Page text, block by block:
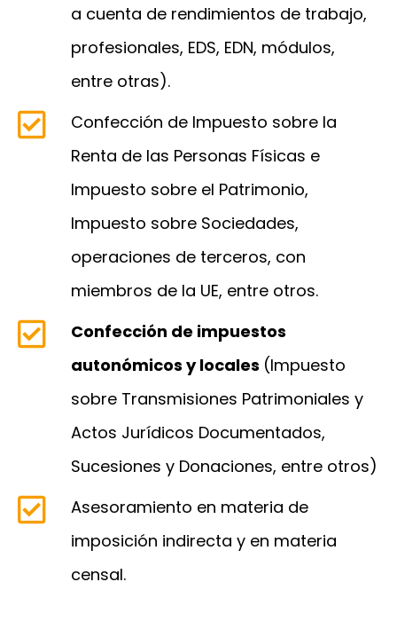
a cuenta de rendimientos de trabajo,
profesionales, EDS, EDN, módulos,
entre otras).
Confección de Impuesto sobre la
Renta de las Personas Físicas e
Impuesto sobre el Patrimonio,
Impuesto sobre Sociedades,
operaciones de terceros, con
miembros de la UE, entre otros.
Confección de impuestos
autonómicos y locales (Impuesto
sobre Transmisiones Patrimoniales y
Actos Jurídicos Documentados,
Sucesiones y Donaciones, entre otros)
Asesoramiento en materia de
imposición indirecta y en materia
censal.